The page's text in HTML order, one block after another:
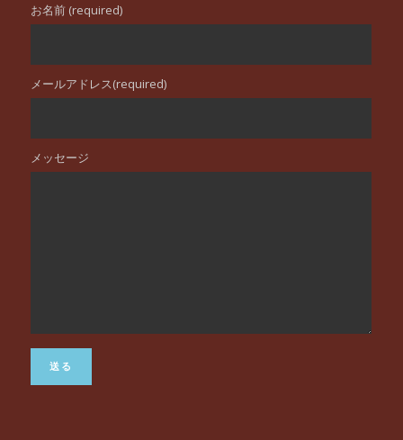
お名前 (required)
メールアドレス(required)
メッセージ